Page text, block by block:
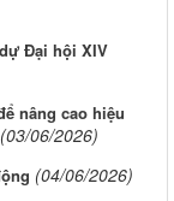
Đại hội XIV
nâng cao hiệu
(03/06/2026)
(04/06/2026)